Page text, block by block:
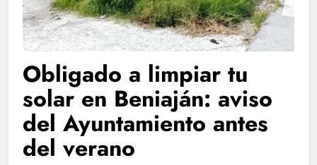
Obligado a limpiar tu
solar en Beniaján: aviso
del Ayuntamiento antes
del verano